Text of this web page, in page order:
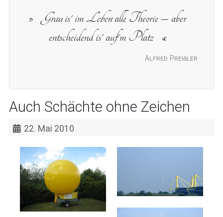
Alfred Preißler
Grauis' imLebenalle Theorie – aber
entscheidend is' auf'm Platz
Auch Schächte ohne Zeichen
22. Mai 2010